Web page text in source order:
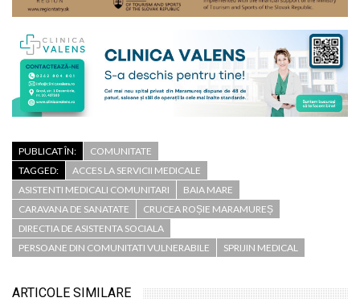
PUBLICAT ÎN:
COMUNITATE
TAGGED:
ACCES LA SERVICII MEDICALE
ASISTENTI MEDICALI COMUNITARI
BAIA MARE
CARAVANA DE SANATATE
CRUCEA ROȘIE MARAMUREȘ
DIRECTIA DE ASISTENTA SOCIALA
PERSOANE DIN COMUNITATI VULNERABILE
SPRIJIN MEDICAL
ARTICOLE SIMILARE